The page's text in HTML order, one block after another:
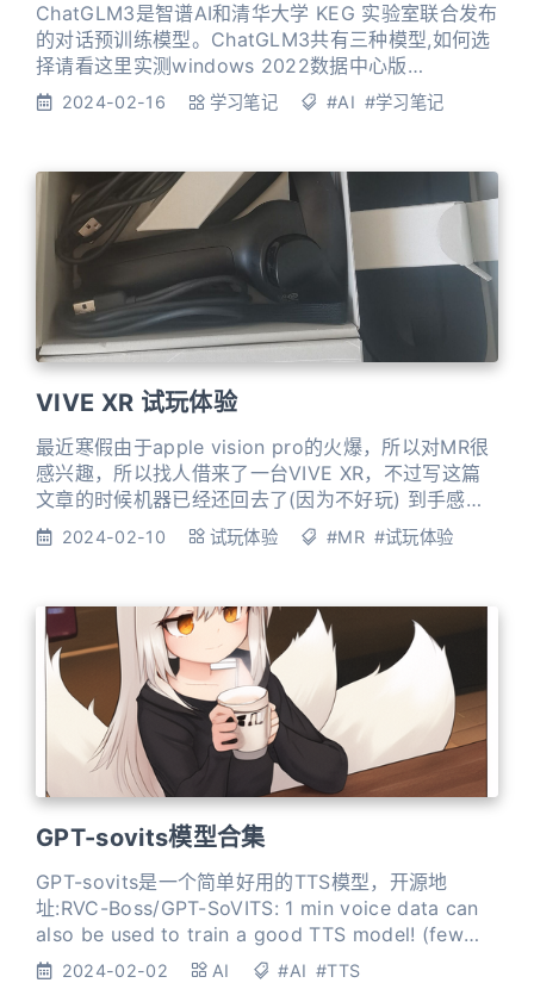
ChatGLM3是智谱AI和清华大学 KEG 实验室联合发布
的对话预训练模型。ChatGLM3共有三种模型,如何选
择请看这里实测windows 2022数据中心版
+CUDA12.2+全部环境+anaconda+ChatGLM3-6b
模型大约需要85G空间如果你没有GPU,那么可以来启
册可以获得100积分,100积分在启智可以用11个小时
A100,不
2024-02-16 学习笔记 #AI #学习笔记
VIVE XR 试玩体验
最近寒假由于apple vision pro的火爆，所以对MR很
感兴趣，所以找人借来了一台VIVE XR，不过写这篇
文章的时候机器已经还回去了(因为不好玩) 到手感觉
到手时还是把原装盒子一块借给我了，装的也很整齐
(看得出来这玩意不好玩)，包装盒里有两个手柄,一坨
的,虽然可以把电池部分拆掉,将前半部分当眼睛戴,但
这样中心靠前,感觉好像马上就要掉下来一样
2024-02-10 试玩体验 #MR #试玩体验
GPT-sovits模型合集
GPT-sovits是一个简单好用的TTS模型，开源地
址:RVC-Boss/GPT-SoVITS: 1 min voice data can
also be used to train a good TTS model! (few
shot voice cloning)运行这些模型不需要太大的显存,
2024-02-02 AI #AI #TTS